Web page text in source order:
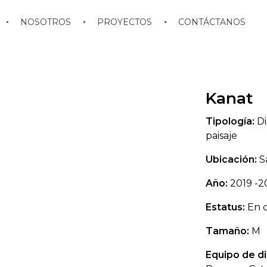
NOSOTROS PROYECTOS CONTÁCTANOS
Kanat
Tipología:
paisaje
Ubicación:
Año: 2019 -
Estatus: En
Tamaño: M
Equipo de